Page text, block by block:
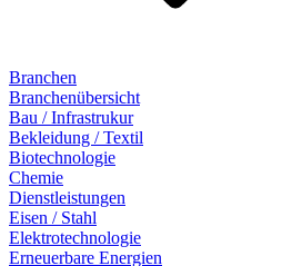
Branchen
Branchenübersicht
Bau / Infrastrukur
Bekleidung / Textil
Biotechnologie
Chemie
Dienstleistungen
Eisen / Stahl
Elektrotechnologie
Erneuerbare Energien